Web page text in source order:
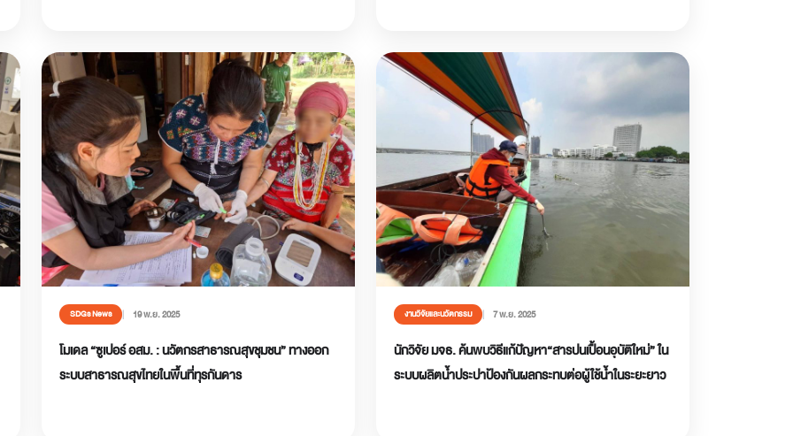
SDGs News 19 พ.ย. 2025
โมเดล “ซูเปอร์ อสม. : นวัตกรสาธารณสุขชุมชน” ทางออก
ระบบสาธารณสุขไทยในพื้นที่ทุรกันดาร
งานวิจัยและนวัตกรรม 7 พ.ย. 2025
นักวิจัย มจธ. ค้นพบวิธีแก้ปัญหา“สารปนเปื้อนอุบัติใหม่” ใน
ระบบผลิตน้ำประปาป้องกันผลกระทบต่อผู้ใช้น้ำในระยะยาว